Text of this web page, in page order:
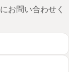
お問い合わせく